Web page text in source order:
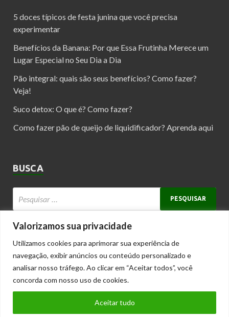
Valorizamos sua privacidade
Utilizamos cookies para aprimorar sua experiência de
navegação, exibir anúncios ou conteúdo personalizado e
analisar nosso tráfego. Ao clicar em “Aceitar todos”, você
concorda com nosso uso de cookies.
Aceitar tudo
5 doces típicos de festa junina que você precisa
experimentar
Benefícios da Banana: Por que Essa Frutinha Merece um
Lugar Especial no Seu Dia a Dia
Pão integral: quais são seus benefícios? Como fazer?
Veja!
Suco detox: O que é? Como fazer?
Como fazer pão de queijo de liquidificador? Aprenda aqui
BUSCA
Copyright © 2025 receitasesaude.net
Receitas Saudáveis e Dicas para Viver Melhor
Este blog pertence à rede de blogsTuttidelas - blogs com conteúdos
femininos
Customizando | Dia da Mulher